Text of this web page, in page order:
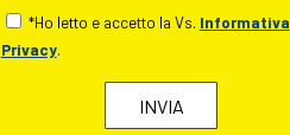
*Ho letto e accetto la Vs. Informativa
Privacy.